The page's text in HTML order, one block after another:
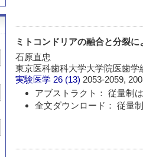
ミトコンドリアの融合と分裂
石原直忠
東京医科歯科大学大学院医歯
実験医学 26 (13) 2053-2059,
アブストラクト： 従量制
全文ダウンロード： 従量